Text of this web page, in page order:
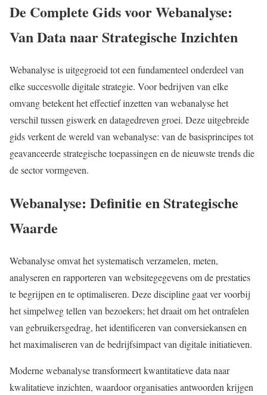
De Complete Gids voor Webanalyse:
Van Data naar Strategische Inzichten
Webanalyse is uitgegroeid tot een fundamenteel onderdeel van
elke succesvolle digitale strategie. Voor bedrijven van elke
omvang betekent het effectief inzetten van webanalyse het
verschil tussen giswerk en datagedreven groei. Deze uitgebreide
gids verkent de wereld van webanalyse: van de basisprincipes tot
geavanceerde strategische toepassingen en de nieuwste trends die
de sector vormgeven.
Webanalyse: Definitie en Strategische
Waarde
Webanalyse omvat het systematisch verzamelen, meten,
analyseren en rapporteren van websitegegevens om de prestaties
te begrijpen en te optimaliseren. Deze discipline gaat ver voorbij
het simpelweg tellen van bezoekers; het draait om het ontrafelen
van gebruikersgedrag, het identificeren van conversiekansen en
het maximaliseren van de bedrijfsimpact van digitale initiatieven.
Moderne webanalyse transformeert kwantitatieve data naar
kwalitatieve inzichten, waardoor organisaties antwoorden krijgen